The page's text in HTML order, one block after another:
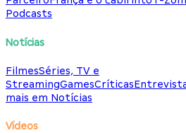
Podcasts
Notícias
FilmesSéries, TV e
StreamingGamesCríticas
mais em Notícias
Vídeos